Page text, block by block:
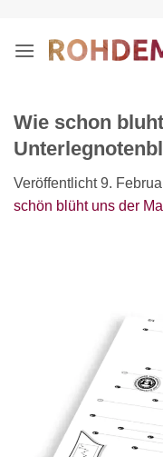
springen
Wie schon
Veröffentlicht9.
schön blüht uns der